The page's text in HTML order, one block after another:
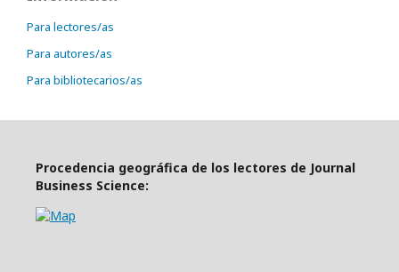
Para lectores/as
Para autores/as
Para bibliotecarios/as
Procedencia geográfica de los lectores de Journal
Business Science: